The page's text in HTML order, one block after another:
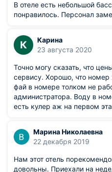
В отеле есть небольшой
понравилось. Персонал
К
Карина
23 августа 2020
Точно могу сказать, что
сервису. Хорошо, что
фай в номере толком не
администратора. Воду в
есть кулер аж на первом
Марина Николаевна
22 декабря 2019
Нам этот отель
довольны. Приехали на